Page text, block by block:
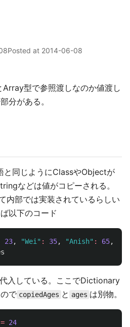
Posted at 2014-06-08
型で参照渡しなのか値渡し
分がある。
と同じようにClassやObjectが
などは値がコピーされる。
部では実装されているらしい
以下のコード
23, "Wei" : 35, "Anish" : 65,
入している。ここでDictionary
で copiedAges と ages は別物。
= 24